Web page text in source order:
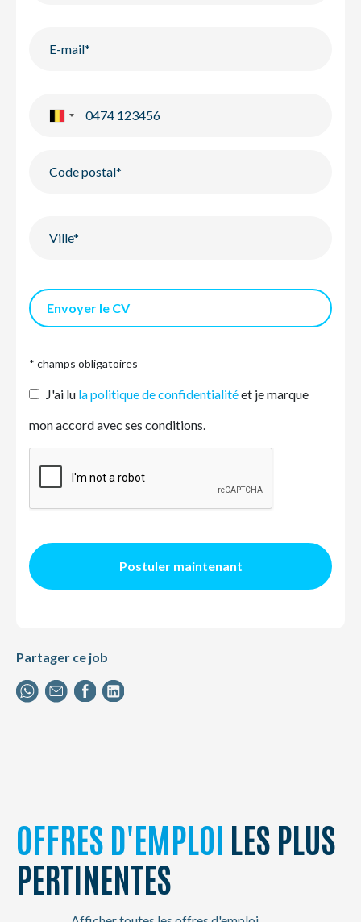
Envoyer le CV
* champs obligatoires
J'ai lu la politique de confidentialitéet je marque
mon accord avec ses conditions.
Postuler maintenant
Partager ce job
OFFRES D'EMPLOI LES PLUS
PERTINENTES